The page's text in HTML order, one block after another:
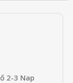
2-3 Nap